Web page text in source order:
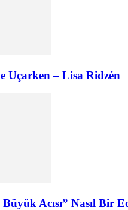
Uçarken – Lisa Ridzén
Acısı” Nasıl Bir